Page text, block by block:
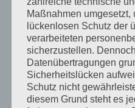
Ihre
auszubauen und
zu bleiben –
mit klarem
Führungsalltag.
Erfolg
Maßnahmen umgesetzt,
lückenlosen Schutz der
verarbeiteten
sicherzustellen.
Datenübertragungen
Sicherheitslücken
Schutz nicht
diesem Grund steht es